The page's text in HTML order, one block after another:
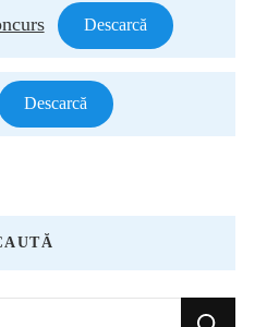
Descarcă
Descarcă